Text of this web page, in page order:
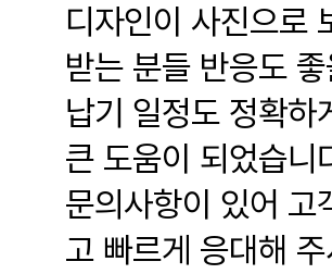
디자인이 사진으로
받는 분들 반응도
납기 일정도 정확하
큰 도움이 되었습니
문의사항이 있어 고
고 빠르게 응대해